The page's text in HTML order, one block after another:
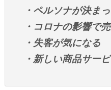
・ペルソナが決ま
・コロナの影響で
・失客が気になる
・新しい商品サー